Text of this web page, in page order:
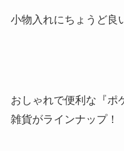
小物入れにちょうど
おしゃれで便利な『ポ
雑貨がラインナップ！